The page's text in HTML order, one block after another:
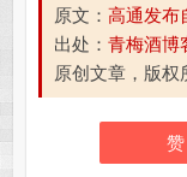
原文： 高通发布
出处： 青梅酒博
原创文章，版权
赞